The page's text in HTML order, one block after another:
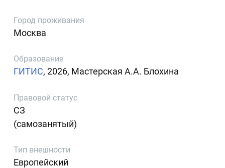
Город проживания
Москва
Образование
ГИТИС, 2026, Мастерская А.А. Блохина
Правовой статус
СЗ
(самозанятый)
Тип внешности
Европейский